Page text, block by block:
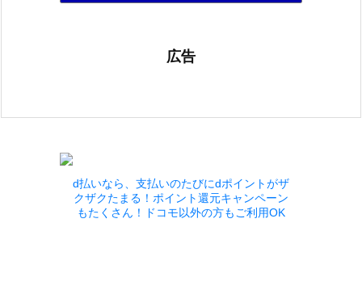
広告
d払いなら、支払いのたびにdポイントがザ
クザクたまる！ポイント還元キャンペーン
もたくさん！ドコモ以外の方もご利用OK